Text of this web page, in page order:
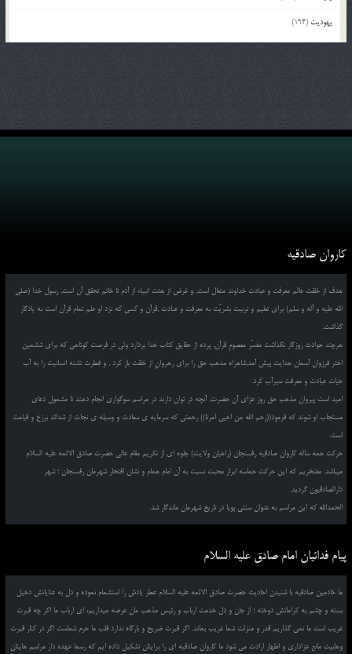
یهودیت (194)
کاروان صادقیه
هدف از خلقت عالم معرفت و عبادت خداوند متعال است, و غرض از بعثت انبیاء از آدم تا خاتم تحقق آن است, رسول خدا (صلی
الله علیه و آله و سلم) برای تعلیم و تربیت بشریّت به معرفت و عبادت ,قرآن و کسی که نزد او علم تمام قرآن است به یادگار
گذاشت.
هرچند حوادث روزگار نگذاشت مفسّر معصومِ قرآن, پرده از حقایق کتاب خدا بردارد ولی در فرصت کوتاهی که برای ششمین
اختر فرزوان آسمان هدایت پیش آمد,شاهراه مذهب حق را برای رهروانِ از خلقت باز کرد , و فطرت تشنه انسانیت را به آب
حیات عبادت و معرفت سیرآب کرد.
امید است پیروان مذهب حق روز عزای آن حضرت, آنچه در توان دارند در مراسم سوگواری انجام دهند تا مشمول دعای
مستجاب او شوند که فرمود((رحم الله من احیی امرنا)) رحمتی که سرمایه ی سعادت و وسیله ی نجات از شدائد برزخ و قیامت
است.
حرکت همه ساله کاروان صادقیه رفسنجان (راهیان ولایت) جلوه ای از تکریم مقام عالی حضرت صادق الائمه علیه السلام
میباشد. مفتخریم که این حرکت حماسه ابراز محبت نسبت به آن امام همام و نشان افتخار شهرمان رفسنجان ؛ شهر
دارالصادقیون گردید.
الحمدالله که این مراسم به عنوان سنتی پویا در تاریخ شهرمان ماندگار شد.
پیام فدائیان امام صادق علیه السلام
ما خادمین صادقیه با شنیدن احادیث حضرت صادق الائمه علیه السلام عطر یادش را استشمام نموده و دل به عنایاتش دخیل
بسته و چشم به کراماتش دوخته ؛ از جان و دل خدمت ارباب و رئیس مذهب مان عرضه میداریم، ای ارباب ما اگر چه قبرت
غریب است ما نمی گذاریم قدر و منزلت شما غریب بماند. اگر قبرت ضریح و بارگاه ندارد قلب ما حرم شماست اگر در کنار قبرت
وهابیت مانع عزاداری و اظهار ارادت می شود ما کاروان صادقیه ای را برایتان تشکیل داده ایم که رسما عهده دار مراسم هایتان